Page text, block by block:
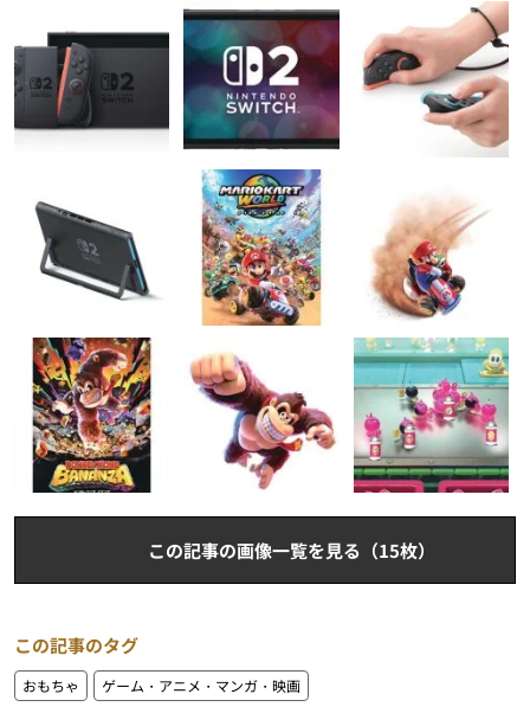
この記事の画像一覧を見る（15枚）
この記事のタグ
おもちゃ ゲーム・アニメ・マンガ・映画